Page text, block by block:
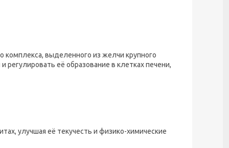
комплекса, выделенного из желчи крупного
регулировать её образование в клетках печени,
улучшая её текучесть и физико-химические